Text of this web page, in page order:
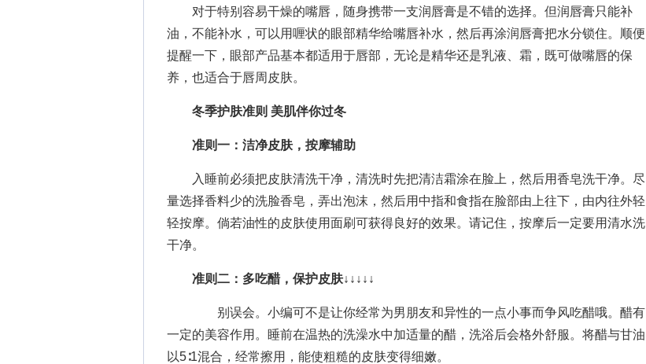
对于特别容易干燥的嘴唇，随身携带一支润唇膏是不错的选择。但润唇膏只能补
油，不能补水，可以用喱状的眼部精华给嘴唇补水，然后再涂润唇膏把水分锁住。顺便
提醒一下，眼部产品基本都适用于唇部，无论是精华还是乳液、霜，既可做嘴唇的保
养，也适合于唇周皮肤。
冬季护肤准则 美肌伴你过冬
准则一：洁净皮肤，按摩辅助
入睡前必须把皮肤清洗干净，清洗时先把清洁霜涂在脸上，然后用香皂洗干净。尽
量选择香料少的洗脸香皂，弄出泡沫，然后用中指和食指在脸部由上往下，由内往外轻
轻按摩。倘若油性的皮肤使用面刷可获得良好的效果。请记住，按摩后一定要用清水洗
干净。
准则二：多吃醋，保护皮肤↓↓↓↓↓
别误会。小编可不是让你经常为男朋友和异性的一点小事而争风吃醋哦。醋有
一定的美容作用。睡前在温热的洗澡水中加适量的醋，洗浴后会格外舒服。将醋与甘油
以5∶1混合，经常擦用，能使粗糙的皮肤变得细嫩。